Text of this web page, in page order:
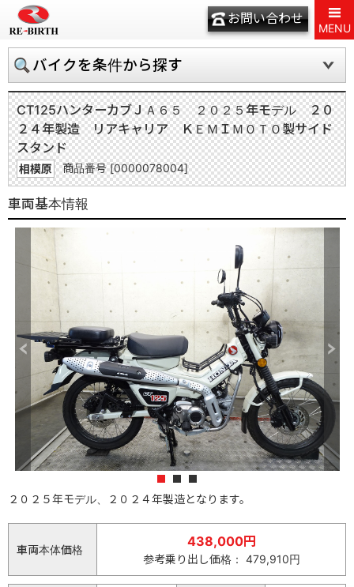
お問い合わせ
MENU
バイクを条件から探す
CT125ハンターカブＪＡ６５ ２０２５年モデル ２０
２４年製造 リアキャリア ＫＥＭＩＭＯＴＯ製サイド
スタンド
相模原 商品番号 [0000078004]
車両基本情報
Previous Next
1 2
２０２５年モデル、２０２４年製造となります。
車両本体価格
438,000円
参考乗り出し価格： 479,910円